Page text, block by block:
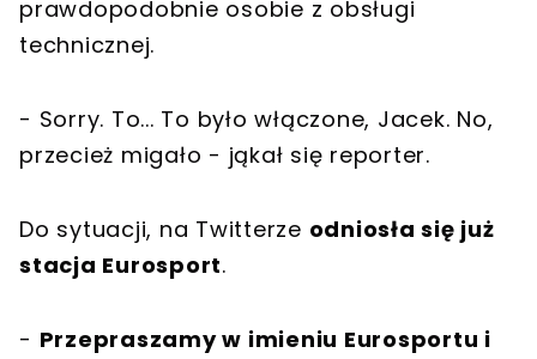
prawdopodobnie osobie z obsługi
technicznej.
- Sorry. To... To było włączone, Jacek. No,
przecież migało - jąkał się reporter.
Do sytuacji, na Twitterze odniosła się już
stacja Eurosport.
- Przepraszamy w imieniu Eurosportu i